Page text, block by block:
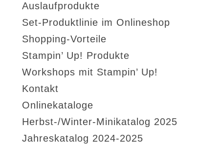
Auslaufprodukte
Set-Produktlinie im Onlineshop
Shopping-Vorteile
Stampin’ Up! Produkte
Workshops mit Stampin’ Up!
Kontakt
Onlinekataloge
Herbst-/Winter-Minikatalog 2025
Jahreskatalog 2024-2025